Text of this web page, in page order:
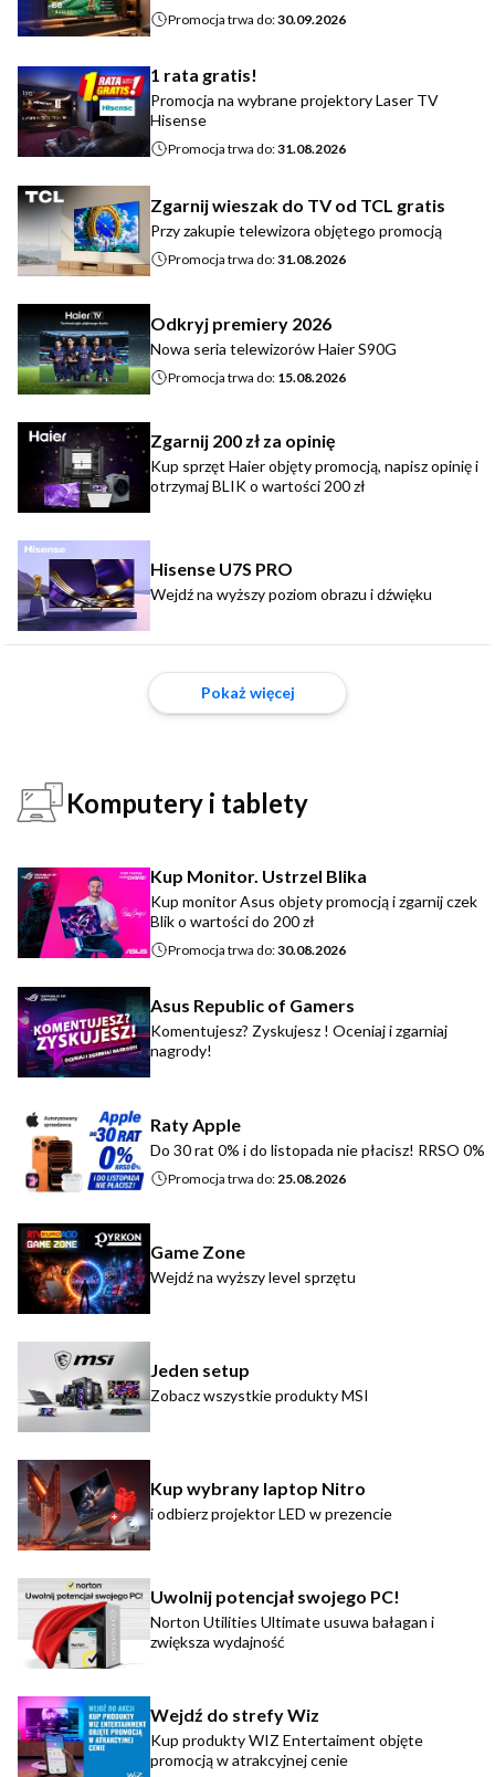
Promocja trwa do:30.09.2026
1 rata gratis!
Promocja na wybrane projektory Laser TV
Hisense
Promocja trwa do:31.08.2026
Zgarnij wieszak do TV od TCL gratis
Przy zakupie telewizora objętego promocją
Promocja trwa do:31.08.2026
Odkryj premiery 2026
Nowa seria telewizorów Haier S90G
Promocja trwa do: 15.08.2026
Zgarnij 200 zł za opinię
Kup sprzęt Haier objęty promocją, napisz opinię i
otrzymaj BLIK o wartości 200 zł
Hisense U7S PRO
Wejdź na wyższy poziom obrazu i dźwięku
Pokaż więcej
Komputery i tablety
Kup Monitor. Ustrzel Blika
Kup monitor Asus objety promocją i zgarnij czek
Blik o wartości do 200 zł
Promocja trwa do:30.08.2026
Asus Republic of Gamers
Komentujesz? Zyskujesz ! Oceniaj i zgarniaj
nagrody!
Raty Apple
Do 30 rat 0% i do listopada nie płacisz! RRSO 0%
Promocja trwa do: 25.08.2026
Game Zone
Wejdź na wyższy level sprzętu
Jeden setup
Zobacz wszystkie produkty MSI
Kup wybrany laptop Nitro
i odbierz projektor LED w prezencie
Uwolnij potencjał swojego PC!
Norton Utilities Ultimate usuwa bałagan i
zwiększa wydajność
Wejdź do strefy Wiz
Kup produkty WIZ Entertaiment objęte
promocją w atrakcyjnej cenie